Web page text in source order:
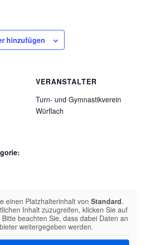
hinzufügen
VERANSTALTER
Turn- und Gymnastikverein
Würflach
einen Platzhalterinhalt von Standard.
Inhalt zuzugreifen, klicken Sie auf
beachten Sie, dass dabei Daten an
weitergegeben werden.